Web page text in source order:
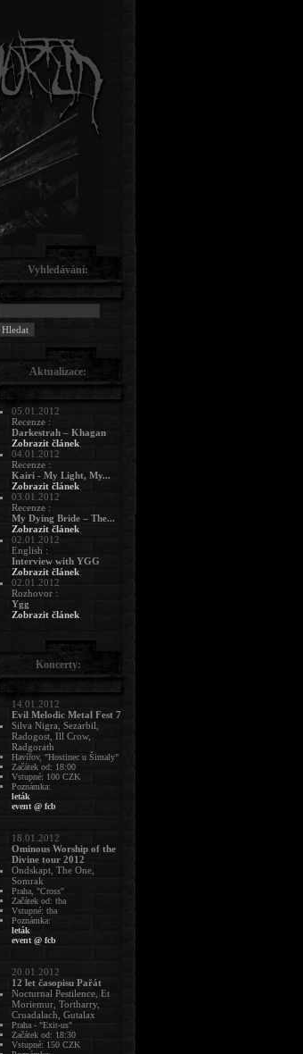
Vyhledávání:
Aktualizace:
05.01.2012
Recenze :
Darkestrah – Khagan
Zobrazit článek
04.01.2012
Recenze :
Kairi - My Light, My...
Zobrazit článek
03.01.2012
Recenze :
My Dying Bride – The...
Zobrazit článek
02.01.2012
English :
Interview with YGG
Zobrazit článek
02.01.2012
Rozhovor :
Ygg
Zobrazit článek
Koncerty:
14.01.2012
Evil Melodic Metal Fest 7
Silva Nigra, Sezarbil,
Radogost, Ill Crow,
Radgorath
Havířov, "Hostinec u Šimaly"
Začátek od: 18:00
Vstupné: 100 CZK
Poznámka:
leták
event @ fcb
18.01.2012
Ominous Worship of the
Divine tour 2012
Ondskapt, The One,
Somrak
Praha, "Cross"
Začátek od: tba
Vstupné: tba
Poznámka:
leták
event @ fcb
20.01.2012
12 let časopisu Pařát
Nocturnal Pestilence, Et
Moriemur, Tortharry,
Cruadalach, Gutalax
Praha - "Exit-us"
Začátek od: 18:30
Vstupné: 150 CZK